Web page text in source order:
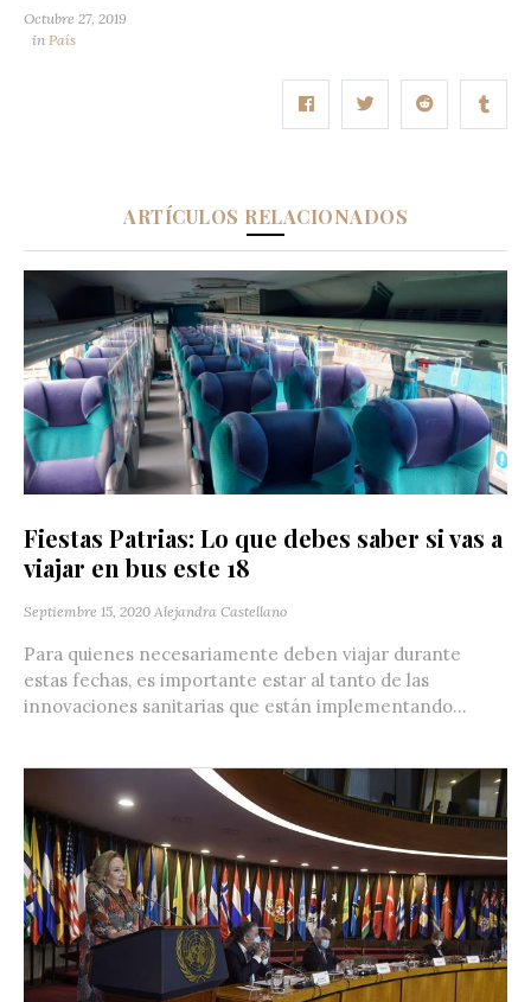
Octubre 27, 2019
in País
ARTÍCULOS RELACIONADOS
Fiestas Patrias: Lo que debes saber si vas a
viajar en bus este 18
Septiembre 15, 2020 Alejandra Castellano
Para quienes necesariamente deben viajar durante
estas fechas, es importante estar al tanto de las
innovaciones sanitarias que están implementando...